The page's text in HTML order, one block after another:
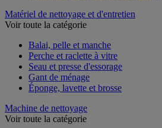
Matériel de nettoyage et d'entretien
Voir toute la catégorie
Balai, pelle et manche
Perche et raclette à vitre
Seau et presse d'essorage
Gant de ménage
Éponge, lavette et brosse
Machine de nettoyage
Voir toute la catégorie